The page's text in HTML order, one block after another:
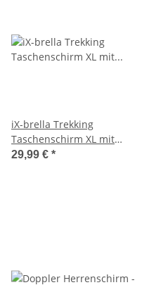
iX-brella Trekking
Taschenschirm XL mit
Umhängetasche -
29,99 € *